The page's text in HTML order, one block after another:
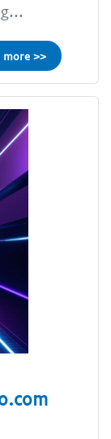
more >>